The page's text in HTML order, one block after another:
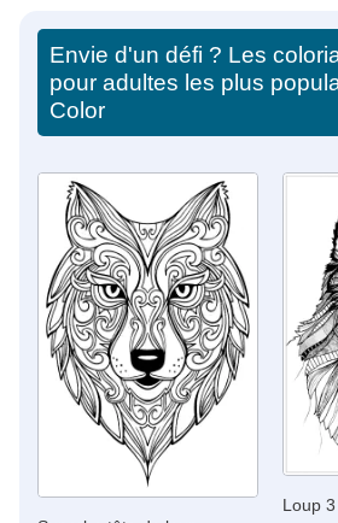
Envie d'un défi ? Les
pour adultes les plus
Color
Loup 3